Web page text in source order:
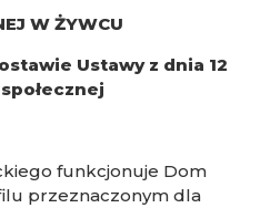
W ŻYWCU
Ustawy z dnia 12
funkcjonuje Dom
przeznaczonym dla